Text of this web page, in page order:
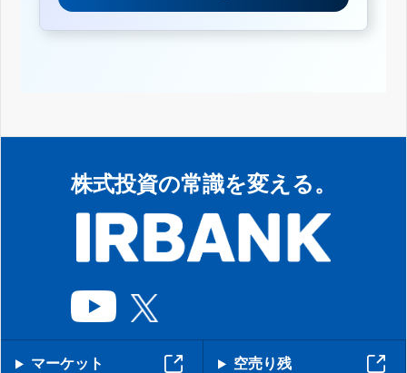
株式投資の常識を変える。
マーケット 空売り残